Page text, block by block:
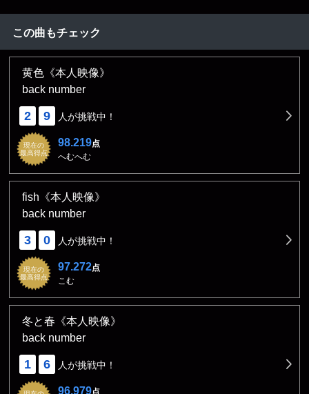
この曲もチェック
黄色《本人映像》
back number
2 9 人が挑戦中！
現在の
最高得点
98.219点
へむへむ
fish《本人映像》
back number
3 0 人が挑戦中！
現在の
最高得点
97.272点
こむ
冬と春《本人映像》
back number
1 6 人が挑戦中！
96.979点